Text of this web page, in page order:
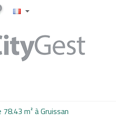
78.43 m² à Gruissan